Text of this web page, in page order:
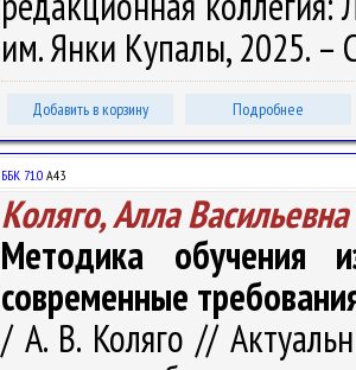
им. Янки Купалы, 2025. –
Добавить в корзину Подробнее
ББК 71.0 А43
Коляго, Алла Васильевна
Методика обучения
современные
/ А. В. Коляго //